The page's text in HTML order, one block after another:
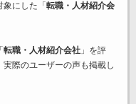
象にした「 転職・人材紹介会
転職・人材紹介会社」を評
際のユーザーの声も掲載し